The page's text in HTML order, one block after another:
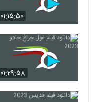
۰۱:۱۵:۵۰
۰۱:۲۹:۵۸